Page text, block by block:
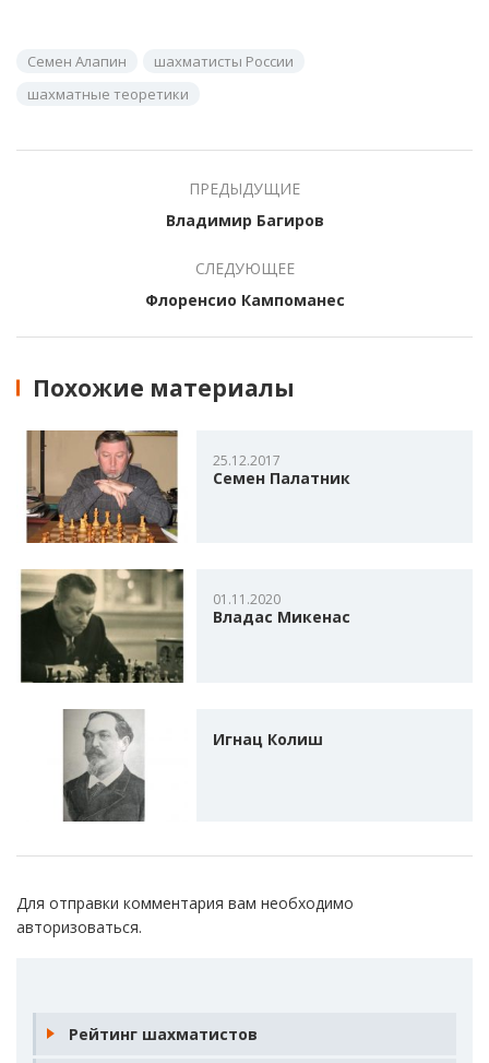
Семен Алапин
шахматисты России
шахматные теоретики
ПРЕДЫДУЩИЕ
Владимир Багиров
СЛЕДУЮЩЕЕ
Флоренсио Кампоманес
Похожие материалы
25.12.2017
Семен Палатник
01.11.2020
Владас Микенас
Игнац Колиш
Для отправки комментария вам необходимо
авторизоваться.
Рейтинг шахматистов